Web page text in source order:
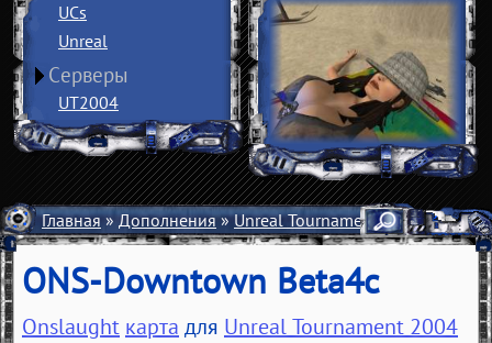
UCs
Unreal
Серверы
UT2004
Главная»Дополнения»Unreal Tournament 2004»Карты
ONS-Downtown Beta4c
Onslaught карта для Unreal Tournament 2004